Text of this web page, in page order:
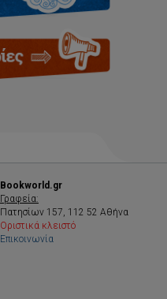
Bookworld.gr
Γραφεία:
Πατησίων 157, 112 52 Αθήνα
Οριστικά κλειστό
Επικοινωνία